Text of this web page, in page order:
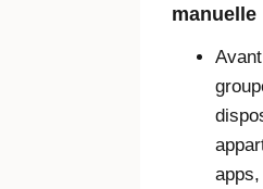
manuelle